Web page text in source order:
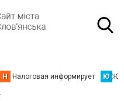
Н Налоговая информирует Ю